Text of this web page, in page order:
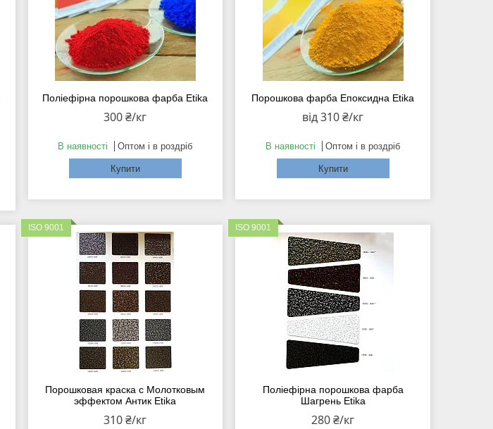
Поліефірна порошкова фарба Etika
300 ₴/кг
В наявності Оптом і в роздріб
Купити
Порошкова фарба Епоксидна Etika
від 310 ₴/кг
В наявності Оптом і в роздріб
Купити
ISO 9001
Порошковая краска с Молотковым
эффектом Антик Etika
310 ₴/кг
ISO 9001
Поліефірна порошкова фарба
Шагрень Etika
280 ₴/кг